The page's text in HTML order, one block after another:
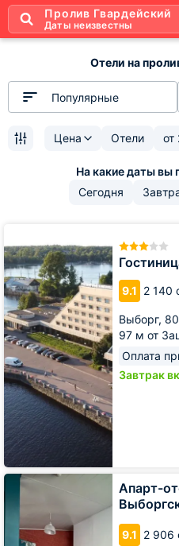
Пролив Гвардейский
Даты неизвестны
Отели на
Популярные
Цена Отели от
Сегодня
9.1 2 140
Выборг,
97 м от
Оплата
Завтрак
Дружба
Апарт-
9.1 2 906
Апарт-
отель
Апартаменты
Выборгской